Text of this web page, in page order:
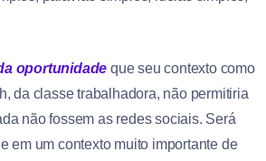
oportunidade que seu contexto como
da classe trabalhadora, não permitiria
não fossem as redes sociais. Será
em um contexto muito importante de